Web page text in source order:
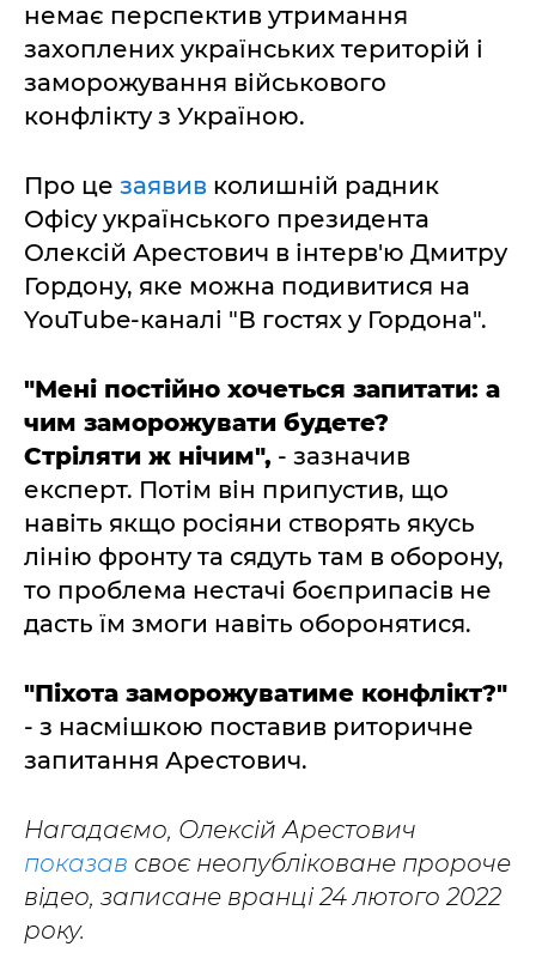
немає перспектив утримання
захоплених українських територій і
заморожування військового
конфлікту з Україною.
Про це заявив колишній радник
Офісу українського президента
Олексій Арестович в інтерв'ю Дмитру
Гордону, яке можна подивитися на
YouTube-каналі "В гостях у Гордона".
"Мені постійно хочеться запитати: а
чим заморожувати будете?
Стріляти ж нічим", - зазначив
експерт. Потім він припустив, що
навіть якщо росіяни створять якусь
лінію фронту та сядуть там в оборону,
то проблема нестачі боєприпасів не
дасть їм змоги навіть оборонятися.
"Піхота заморожуватиме конфлікт?"
- з насмішкою поставив риторичне
запитання Арестович.
Нагадаємо, Олексій Арестович
показав своє неопубліковане пророче
відео, записане вранці 24 лютого 2022
року.